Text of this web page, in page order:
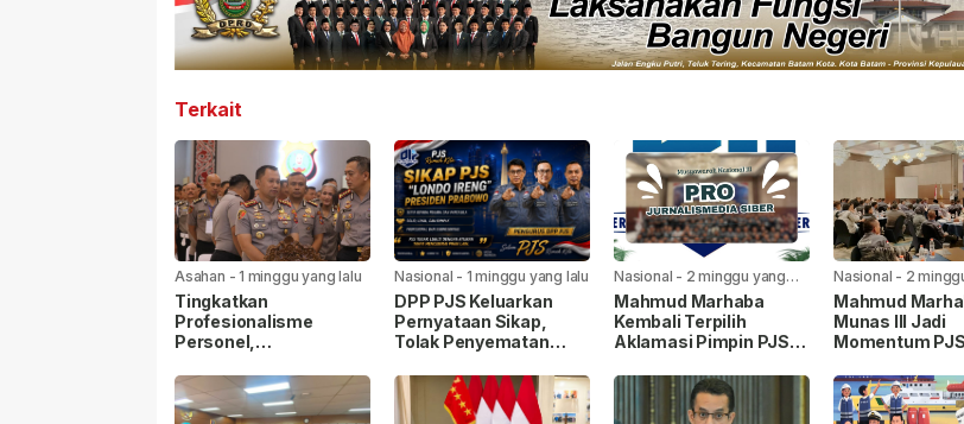
Terkait
Asahan -1 minggu yang lalu
Tingkatkan
Profesionalisme
Personel,
Ikuti Penyuluhan
Hukum di Polda Sumut
Nasional - 1 minggu yang lalu
DPP PJS Keluarkan
Pernyataan Sikap,
Tolak Penyematan
kepada Wartawan
Nasional - 2 minggu yang
lalu
Mahmud Marhaba
Kembali Terpilih
Aklamasi Pimpin PJS
Nasional - 2
lalu
Mahmud
Munas III Jadi
Momentum PJS
Dewan Pers